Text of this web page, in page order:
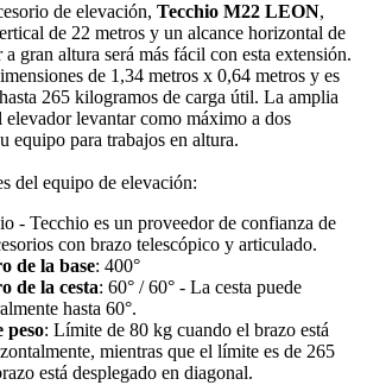
de elevación, Tecchio M22 LEON,
de 22 metros y un alcance horizontal de
gran altura será más fácil con esta extensión.
de 1,34 metros x 0,64 metros y es
265 kilogramos de carga útil. La amplia
elevador levantar como máximo a dos
equipo para trabajos en altura.
del equipo de elevación:
- Tecchio es un proveedor de confianza de
con brazo telescópico y articulado.
de la base: 400°
de la cesta: 60° / 60° - La cesta puede
hasta 60°.
peso: Límite de 80 kg cuando el brazo está
mientras que el límite es de 265
está desplegado en diagonal.